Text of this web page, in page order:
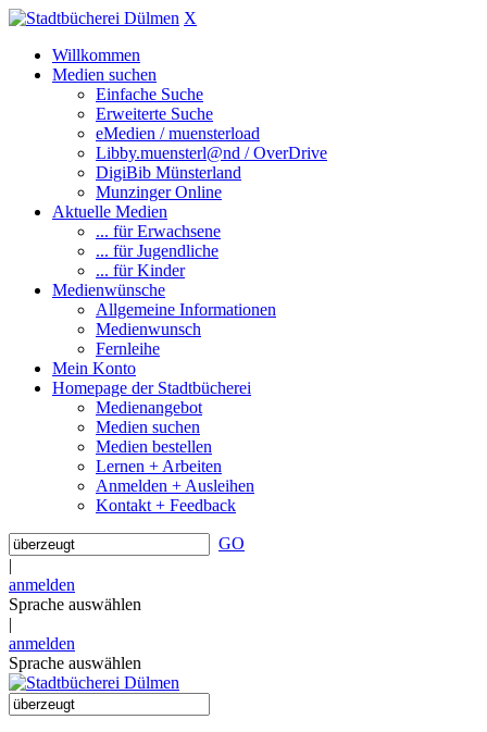
X
Willkommen
Medien suchen
Einfache Suche
Erweiterte Suche
eMedien / muensterload
Libby.muensterl@nd / OverDrive
DigiBib Münsterland
Munzinger Online
Aktuelle Medien
... für Erwachsene
... für Jugendliche
... für Kinder
Medienwünsche
Allgemeine Informationen
Medienwunsch
Fernleihe
Mein Konto
Homepage der Stadtbücherei
Medienangebot
Medien suchen
Medien bestellen
Lernen + Arbeiten
Anmelden + Ausleihen
Kontakt + Feedback
GO
|
anmelden
Sprache auswählen
|
anmelden
Sprache auswählen